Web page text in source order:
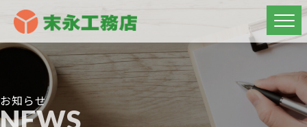
お知らせ
NEWS